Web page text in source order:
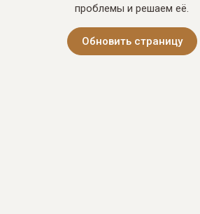
проблемы и решаем её.
Обновить страницу